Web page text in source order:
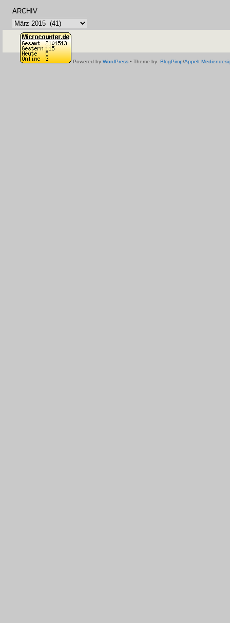
ARCHIV
Archiv
Powered by WordPress • Theme by: BlogPimp/Appelt